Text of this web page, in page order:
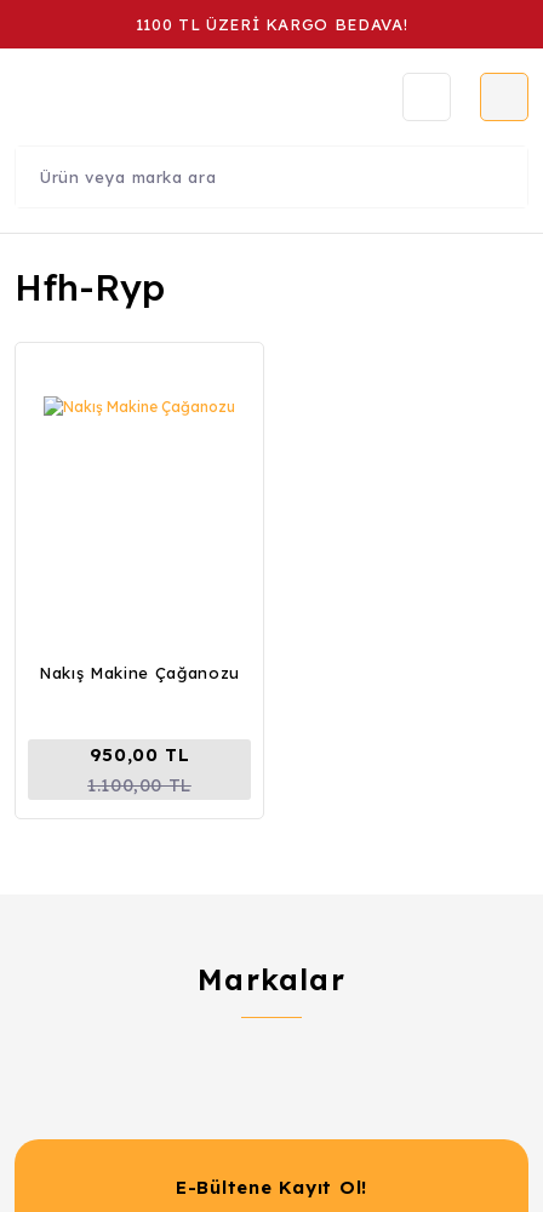
1100 TL ÜZERİ KARGO BEDAVA!
Hfh-Ryp
Nakış Makine Çağanozu
950,00 TL
1.100,00 TL
Markalar
E-Bültene Kayıt Ol!